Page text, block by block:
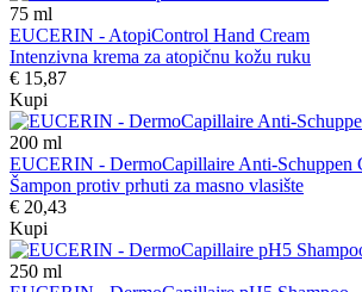
75 ml
EUCERIN - AtopiControl Hand Cream
Intenzivna krema za atopičnu kožu ruku
€ 15,87
Kupi
200 ml
EUCERIN - DermoCapillaire Anti-Schuppen
Šampon protiv prhuti za masno vlasište
€ 20,43
Kupi
250 ml